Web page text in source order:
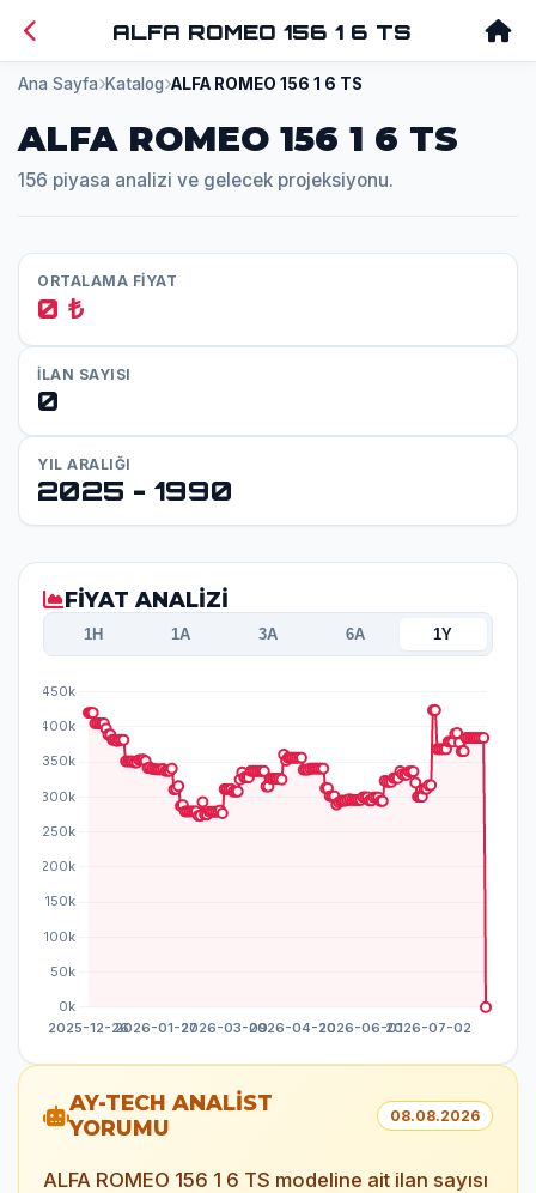
ALFA ROMEO 156 1 6 TS
Ana Sayfa Katalog ALFA ROMEO 156 1 6 TS
ALFA ROMEO 156 1 6 TS
156 piyasa analizi ve gelecek projeksiyonu.
ORTALAMA FİYAT
0 ₺
İLAN SAYISI
0
YIL ARALIĞI
2025 - 1990
FİYAT ANALİZİ
1H 1A 3A 6A 1Y
AY-TECH ANALİST
YORUMU
08.08.2026
ALFA ROMEO 156 1 6 TS modeline ait ilan sayısı